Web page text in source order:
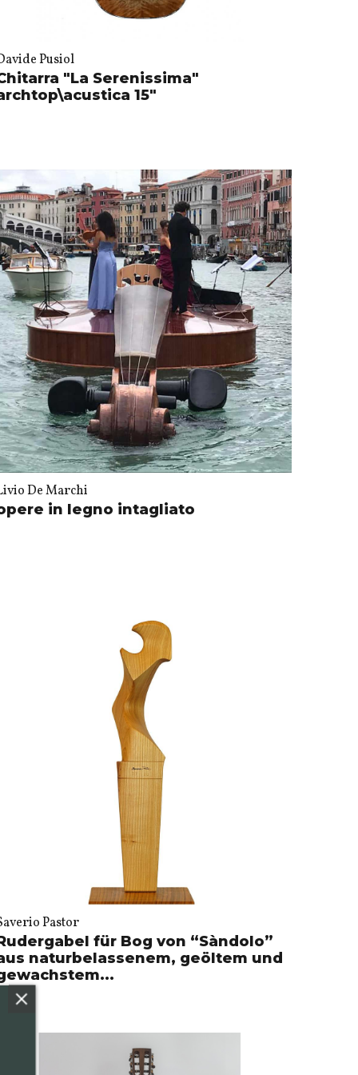
Pusiol
"La Serenissima"
15"
De Marchi
in legno intagliato
Pastor
für Bog von “Sàndolo”
naturbelassenem, geöltem und